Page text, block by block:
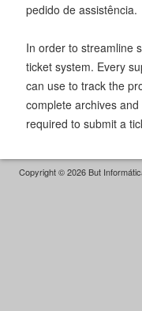
pedido de assistência.
In order to streamline
ticket system. Every
can use to track the
complete archives
required to submit a
Copyright © 2026 But